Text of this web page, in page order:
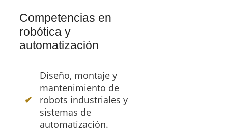
Competencias en
robótica y
automatización
Diseño, montaje y
mantenimiento de
robots industriales y
sistemas de
automatización.